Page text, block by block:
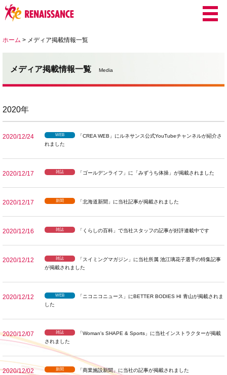
ホーム > メディア掲載情報一覧
メディア掲載情報一覧 Media
2020年
2020/12/24 WEB
「CREA WEB」にルネサンス公式YouTubeチャンネルが紹介さ
れました
2020/12/17 雑誌 「ゴールデンライフ」に「みずうち体操」が掲載されました
2020/12/17 新聞 「北海道新聞」に当社記事が掲載されました
2020/12/16 雑誌 「くらしの百科」で当社スタッフの記事が好評連載中です
2020/12/12 雑誌
「スイミングマガジン」に当社所属 池江璃花子選手の特集記事
が掲載されました
2020/12/12 WEB
「ニコニコニュース」にBETTER BODIES HI 青山が掲載されま
した
2020/12/07 雑誌
「Woman's SHAPE & Sports」に当社インストラクターが掲載
されました
2020/12/02 新聞 「商業施設新聞」に当社の記事が掲載されました